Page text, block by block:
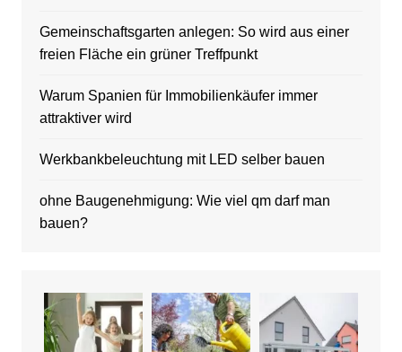
Gemeinschaftsgarten anlegen: So wird aus einer
freien Fläche ein grüner Treffpunkt
Warum Spanien für Immobilienkäufer immer
attraktiver wird
Werkbankbeleuchtung mit LED selber bauen
ohne Baugenehmigung: Wie viel qm darf man
bauen?